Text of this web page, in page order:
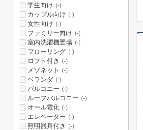
学生向け (-)
カップル向け (-)
女性向け (-)
ファミリー向け (-)
室内洗濯機置場 (-)
フローリング (-)
ロフト付き (-)
メゾネット (-)
ベランダ (-)
バルコニー (-)
ルーフバルコニー (-)
オール電化 (-)
エレベーター (-)
照明器具付き (-)